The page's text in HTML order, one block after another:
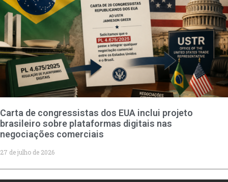
Carta de congressistas dos EUA inclui projeto
brasileiro sobre plataformas digitais nas
negociações comerciais
27 de julho de 2026